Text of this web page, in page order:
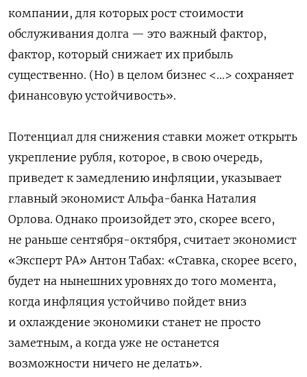
компании, для которых рост стоимости
обслуживания долга — это важный фактор,
фактор, который снижает их прибыль
существенно. (Но) в целом бизнес <…> сохраняет
финансовую устойчивость».
Потенциал для снижения ставки может открыть
укрепление рубля, которое, в свою очередь,
приведет к замедлению инфляции, указывает
главный экономист Альфа-банка Наталия
Орлова. Однако произойдет это, скорее всего,
не раньше сентября-октября, считает экономист
«Эксперт РА» Антон Табах: «Ставка, скорее всего,
будет на нынешних уровнях до того момента,
когда инфляция устойчиво пойдет вниз
и охлаждение экономики станет не просто
заметным, а когда уже не останется
возможности ничего не делать».